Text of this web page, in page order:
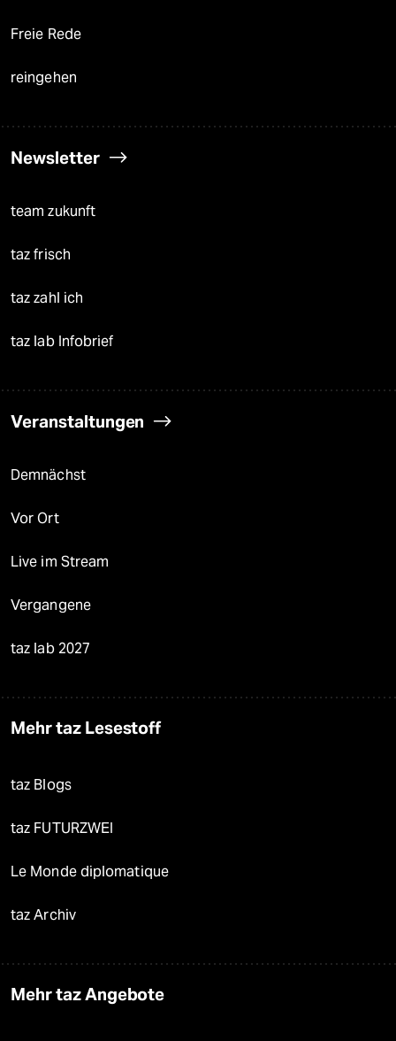
Freie Rede
reingehen
Newsletter
team zukunft
taz frisch
taz zahl ich
taz lab Infobrief
Veranstaltungen
Demnächst
Vor Ort
Live im Stream
Vergangene
taz lab 2027
Mehr taz Lesestoff
taz Blogs
taz FUTURZWEI
Le Monde diplomatique
taz Archiv
Mehr taz Angebote